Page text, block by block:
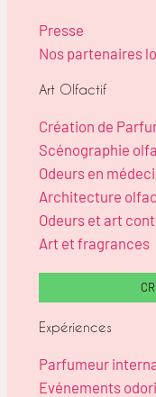
Presse
Nos partenaires
Art Olfactif
Création de
Scénographie
Odeurs en
Architecture
Odeurs et art
Art et fragrances
Expériences
Parfumeur
Evénements